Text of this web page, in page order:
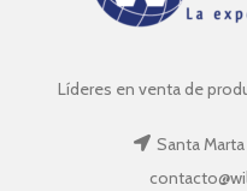
Líderes en venta de
Santa Marta